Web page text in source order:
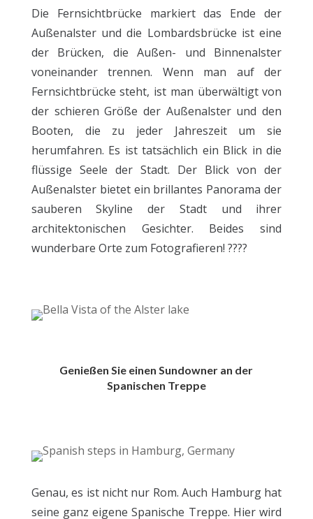
Die Fernsichtbrücke markiert das Ende der
Außenalster und die Lombardsbrücke ist eine
der Brücken, die Außen- und Binnenalster
voneinander trennen. Wenn man auf der
Fernsichtbrücke steht, ist man überwältigt von
der schieren Größe der Außenalster und den
Booten, die zu jeder Jahreszeit um sie
herumfahren. Es ist tatsächlich ein Blick in die
flüssige Seele der Stadt. Der Blick von der
Außenalster bietet ein brillantes Panorama der
sauberen Skyline der Stadt und ihrer
architektonischen Gesichter. Beides sind
wunderbare Orte zum Fotografieren! ????
Genießen Sie einen Sundowner an der
Spanischen Treppe
Genau, es ist nicht nur Rom. Auch Hamburg hat
seine ganz eigene Spanische Treppe. Hier wird